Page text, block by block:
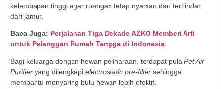
kelembapan tinggi agar ruangan tetap nyaman dan terhindar
dari jamur.
Baca Juga: Perjalanan Tiga Dekade AZKO Memberi Arti
untuk Pelanggan Rumah Tangga di Indonesia
Bagi keluarga dengan hewan peliharaan, terdapat pula Pet Air
Purifier yang dilengkapi electrostatic pre-filter sehingga
membantu menyaring bulu hewan lebih efektif.